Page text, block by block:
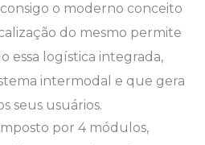
o moderno conceito
do mesmo permite
essa logística integrada,
intermodal e que gera
seus usuários.
por 4 módulos,